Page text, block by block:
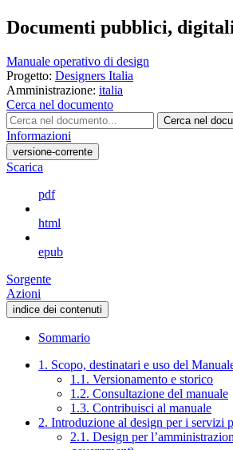
Documenti pubblici,
Manuale operativo di design
Progetto: Designers Italia
Amministrazione: italia
Cerca nel documento
Cerca nel
Informazioni
versione-corrente
Scarica
pdf
html
epub
Sorgente
Azioni
indice dei contenuti
Sommario
1. Scopo, destinatari e uso del
1.1. Versionamento e storico
1.2. Consultazione del manuale
1.3. Contribuisci al manuale
2. Introduzione al design per i servizi
2.1. Design per